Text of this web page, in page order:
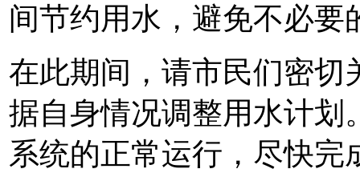
间节约用水，避免不必要
在此期间，请市民们密
据自身情况调整用水计划
系统的正常运行，尽快